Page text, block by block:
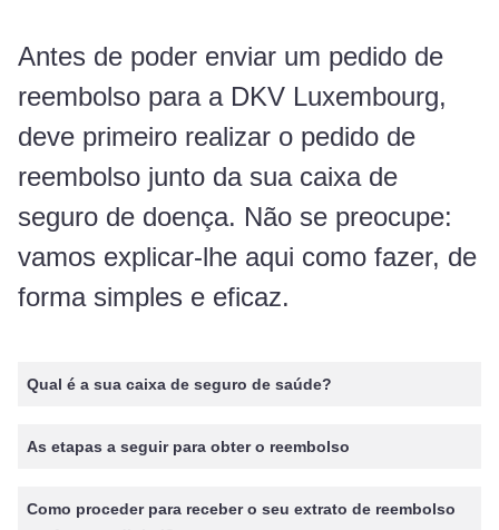
Antes de poder enviar um pedido de
reembolso para a DKV Luxembourg,
deve primeiro realizar o pedido de
reembolso junto da sua caixa de
seguro de doença. Não se preocupe:
vamos explicar-lhe aqui como fazer, de
forma simples e eficaz.
Qual é a sua caixa de seguro de saúde?
As etapas a seguir para obter o reembolso
Como proceder para receber o seu extrato de reembolso